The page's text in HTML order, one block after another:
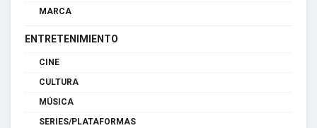
MARCA
ENTRETENIMIENTO
CINE
CULTURA
MÚSICA
SERIES/PLATAFORMAS